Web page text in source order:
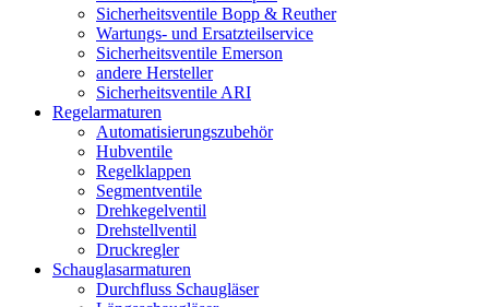
Sicherheitsventile Bopp & Reuther
Wartungs- und Ersatzteilservice
Sicherheitsventile Emerson
andere Hersteller
Sicherheitsventile ARI
Regelarmaturen
Automatisierungszubehör
Hubventile
Regelklappen
Segmentventile
Drehkegelventil
Drehstellventil
Druckregler
Schauglas­armaturen
Durchfluss Schaugläser